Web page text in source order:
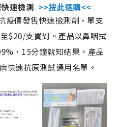
速檢測 >>按此選購<<
疫價發售快速檢測劑，單支
$20/支買到。產品以鼻咽拭
，15分鐘就知結果。產品
快速抗原測試通用名單。